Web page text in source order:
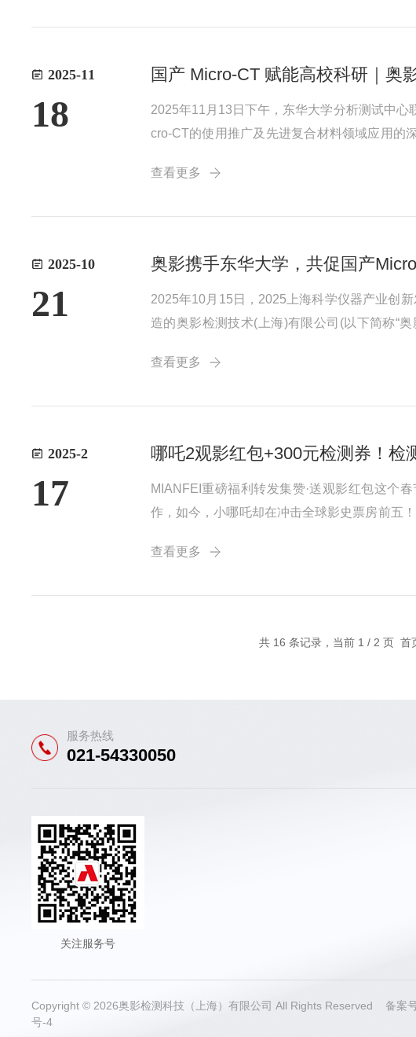
2025-11
18
国产 Micro-CT 赋能高校科研｜奥
2025年11月13日下午，东华大学分析测试中心
cro-CT的使用推广及先进复合材料领域应用的
学”活动中，奥影便与东华大学分...
查看更多
2025-10
21
奥影携手东华大学，共促国产
2025年10月15日，2025上海科学仪器产业创
造的奥影检测技术(上海)有限公司(以下简称“
的骨干企业之一，奥影自成立以来，始终专...
查看更多
2025-2
17
哪吒2观影红包+300元检测券！检
MIANFEI重磅福利转发集赞·送观影红包这个
作，如今，小哪吒却在冲击全球影史票房前五
让技术与品质齐飞！活动一转发集赞，《哪吒2
查看更多
共 16 条记录，当前 1 / 2 页 首
服务热线
021-54330050
关注服务号
Copyright © 2026奥影检测科技（上海）有限公司 All Rights Reserved 备案
号-4